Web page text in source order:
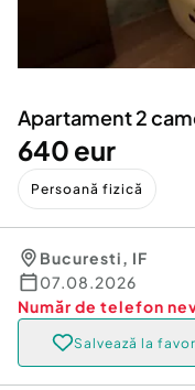
Animale de
Inchiriere Bunuri si
Utilaje agricole si
Piese auto si
Apartament 2
640 eur
Persoană fizică
Bucuresti, IF
07.08.2026
Număr de telefon
Salvează la